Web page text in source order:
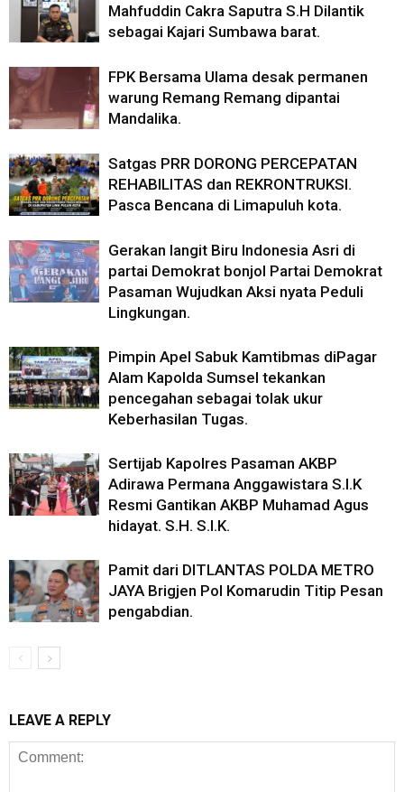
Mahfuddin Cakra Saputra S.H Dilantik
sebagai Kajari Sumbawa barat.
FPK Bersama Ulama desak permanen
warung Remang Remang dipantai
Mandalika.
Satgas PRR DORONG PERCEPATAN
REHABILITAS dan REKRONTRUKSI.
Pasca Bencana di Limapuluh kota.
Gerakan langit Biru Indonesia Asri di
partai Demokrat bonjol Partai Demokrat
Pasaman Wujudkan Aksi nyata Peduli
Lingkungan.
Pimpin Apel Sabuk Kamtibmas diPagar
Alam Kapolda Sumsel tekankan
pencegahan sebagai tolak ukur
Keberhasilan Tugas.
Sertijab Kapolres Pasaman AKBP
Adirawa Permana Anggawistara S.I.K
Resmi Gantikan AKBP Muhamad Agus
hidayat. S.H. S.I.K.
Pamit dari DITLANTAS POLDA METRO
JAYA Brigjen Pol Komarudin Titip Pesan
pengabdian.
LEAVE A REPLY